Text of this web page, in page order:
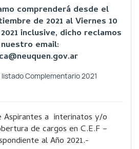
comprenderá desde el
de 2021 al Viernes 10
inclusive, dicho reclamos
email:
Complementario 2021
Aspirantes a interinatos y/o
de cargos en C.E.F –
al Año 2021.-